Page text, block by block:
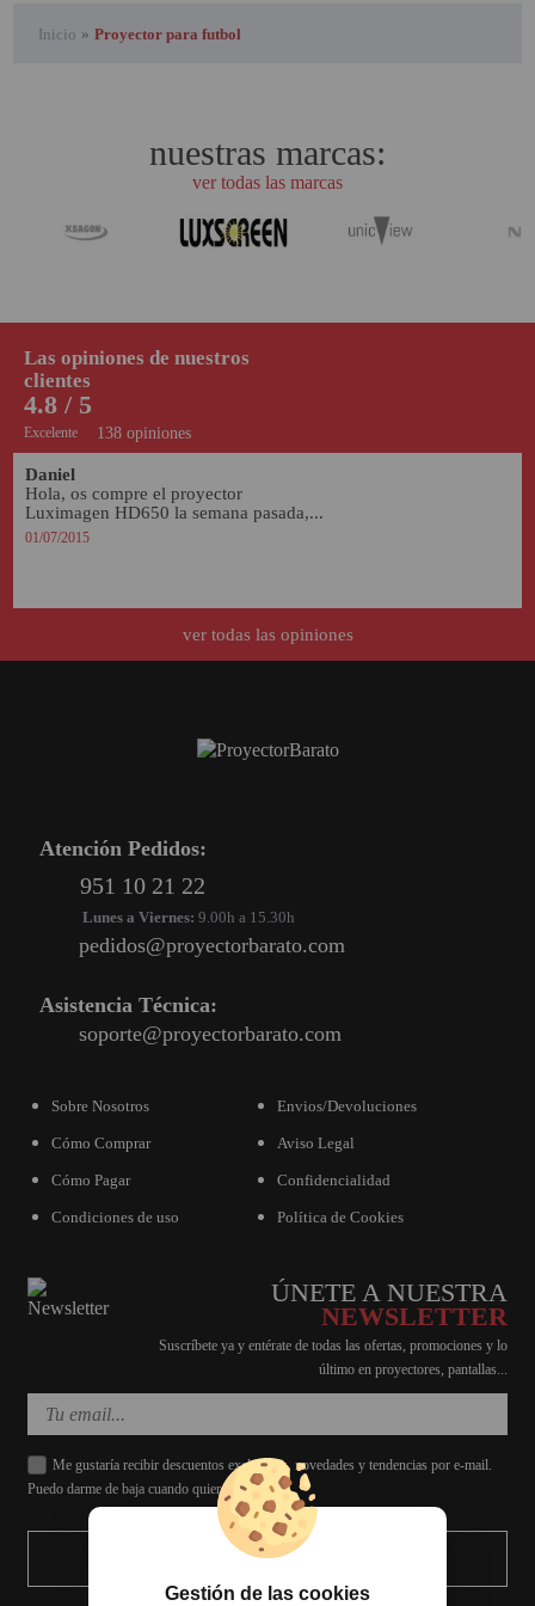
Inicio » Proyector para futbol
nuestras marcas:
ver todas las marcas
138 opiniones
4.8 / 5
Excelente
Las opiniones de nuestros
clientes
Daniel
Hola, os compre el proyector
Luximagen HD650 la semana pasada,...
01/07/2015
ver todas las opiniones
Atención Pedidos:
951 10 21 22
Lunes a Viernes: 9.00h a 15.30h
pedidos@proyectorbarato.com
Asistencia Técnica:
soporte@proyectorbarato.com
Sobre Nosotros
Cómo Comprar
Cómo Pagar
Condiciones de uso
Envios/Devoluciones
Aviso Legal
Confidencialidad
Política de Cookies
ÚNETE A NUESTRA
NEWSLETTER
Suscríbete ya y entérate de todas las ofertas, promociones y lo
último en proyectores, pantallas...
Me gustaría recibir descuentos exclusivos, novedades y tendencias por e-mail.
Puedo darme de baja cuando quiera.
ENVIAR
Gestión de las cookies